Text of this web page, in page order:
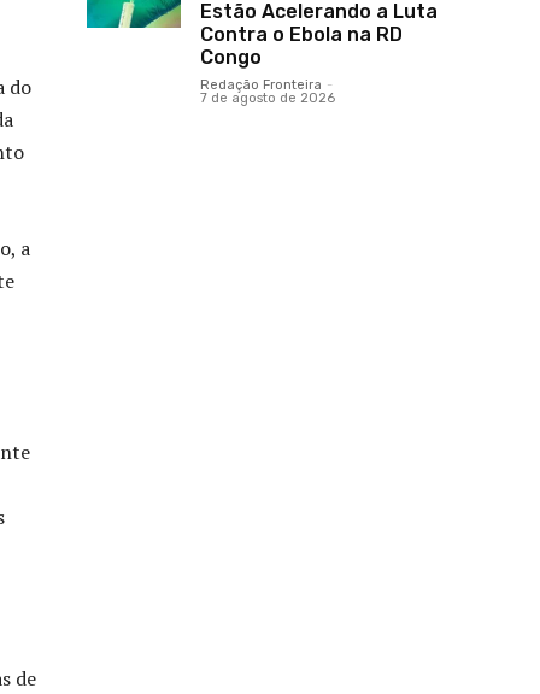
do
a
de
Estão Acelerando a Luta
Contra o Ebola na RD
Congo
Redação Fronteira -
7 de agosto de 2026